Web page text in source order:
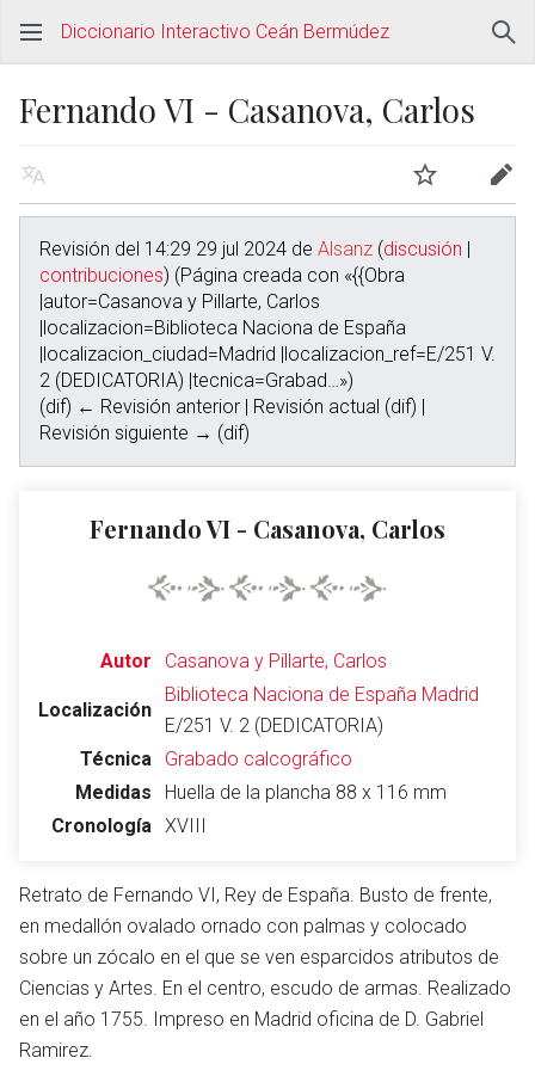
Diccionario Interactivo Ceán Bermúdez
Fernando VI - Casanova, Carlos
Vigilar
Revisión del 14:29 29 jul 2024 de Alsanz (discusión |
contribuciones) (Página creada con «{{Obra
|autor=Casanova y Pillarte, Carlos
|localizacion=Biblioteca Naciona de España
|localizacion_ciudad=Madrid |localizacion_ref=E/251 V.
2 (DEDICATORIA) |tecnica=Grabad…»)
(dif) ← Revisión anterior | Revisión actual (dif) |
Revisión siguiente → (dif)
Fernando VI - Casanova, Carlos
Autor Casanova y Pillarte, Carlos
Localización
Biblioteca Naciona de España Madrid
E/251 V. 2 (DEDICATORIA)
Técnica
Grabado calcográfico
Medidas
Huella de la plancha 88 x 116 mm
Cronología XVIII
Retrato de Fernando VI, Rey de España. Busto de frente,
en medallón ovalado ornado con palmas y colocado
sobre un zócalo en el que se ven esparcidos atributos de
Ciencias y Artes. En el centro, escudo de armas. Realizado
en el año 1755. Impreso en Madrid oficina de D. Gabriel
Ramirez.